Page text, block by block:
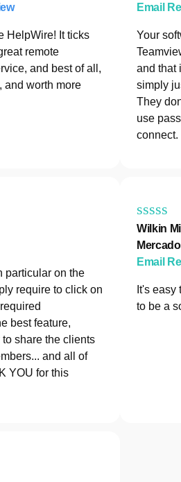
HelpWire! It ticks
remote
and best of all,
and worth more
Email
Your
and that
simply
They
use
connect.
particular on the
require to click on
best feature,
to share the clients
and all of
YOU for this
Wilkin
Mercado
Email
It's
to be a